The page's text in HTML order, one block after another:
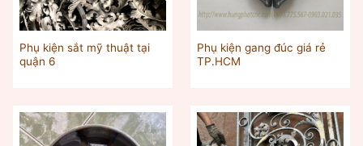
Phụ kiện sắt mỹ thuật tại
quận 6
Phụ kiện gang đúc giá rẻ
TP.HCM